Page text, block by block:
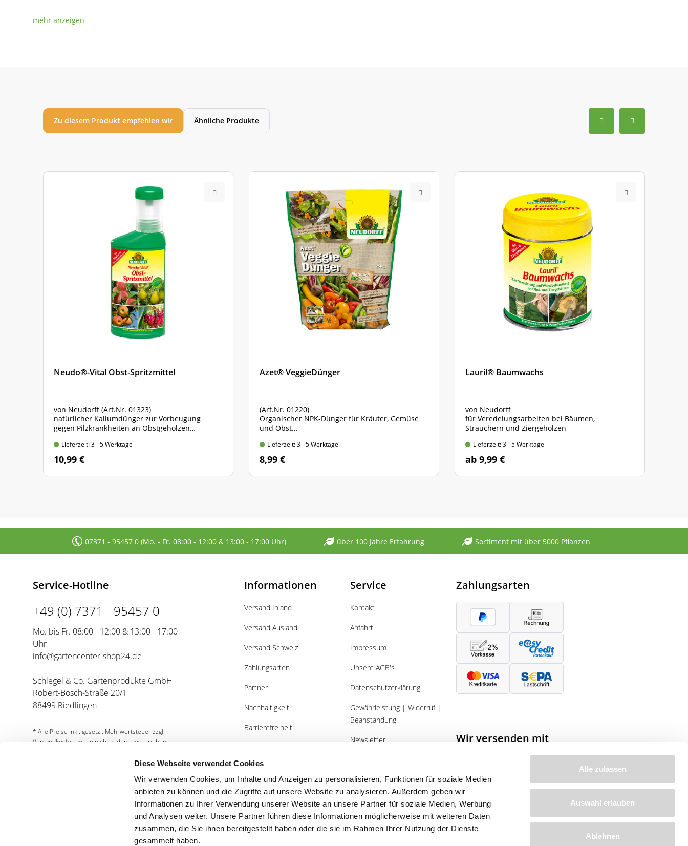
Diese Webseite verwendet Cookies
Wir verwenden Cookies, um Inhalte und Anzeigen zu personalisieren, Funktionen für soziale Medien
anbieten zu können und die Zugriffe auf unsere Website zu analysieren. Außerdem geben wir
Informationen zu Ihrer Verwendung unserer Website an unsere Partner für soziale Medien, Werbung
und Analysen weiter. Unsere Partner führen diese Informationen möglicherweise mit weiteren Daten
zusammen, die Sie ihnen bereitgestellt haben oder die sie im Rahmen Ihrer Nutzung der Dienste
gesammelt haben.
Alle zulassen
Auswahl erlauben
Ablehnen
Zu diesem Produkt empfehlen wir Ähnliche Produkte
Neudo®-Vital Obst-Spritzmittel
von Neudorff (Art.Nr. 01323)
natürlicher Kaliumdünger zur Vorbeugung
gegen Pilzkrankheiten an Obstgehölzen
Lieferzeit: 3 - 5 Werktage
10,99 €
Azet® VeggieDünger
(Art.Nr. 01220)
Organischer NPK-Dünger für Kräuter, Gemüse
und Obst
Rohstoffe
750 gr. Standbodenbeutel
Lieferzeit: 3 - 5 Werktage
8,99 €
Lauril® Baumwachs
von Neudorff
für Veredelungsarbeiten bei Bäumen,
Sträuchern und Ziergehölzen
Lieferzeit: 3 - 5 Werktage
ab 9,99 €
07371 - 95457 0 (Mo. - Fr. 08:00 - 12:00 & 13:00 - 17:00 Uhr) über 100 Jahre Erfahrung Sortiment mit über 5000 Pflanzen
Service-Hotline
+49 (0) 7371 - 95457 0
Mo. bis Fr. 08:00 - 12:00 & 13:00 - 17:00
Uhr
info@gartencenter-shop24.de
Schlegel & Co. Gartenprodukte GmbH
Robert-Bosch-Straße 20/1
88499 Riedlingen
* Alle Preise inkl. gesetzl. Mehrwertsteuer zzgl.
Versandkosten, wenn nicht anders beschrieben.
Informationen
Versand Inland
Versand Ausland
Versand Schweiz
Zahlungsarten
Partner
Nachhaltigkeit
Barrierefreiheit
Service
Kontakt
Anfahrt
Impressum
Unsere AGB's
Datenschutzerklärung
Gewährleistung | Widerruf |
Beanstandung
Newsletter
Zahlungsarten
Wir versenden mit
Planung vom Profi Qualität Anleitungen